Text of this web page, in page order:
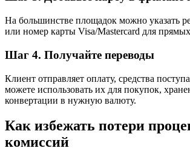
На большинстве площадок можно указать
или номер карты Visa/Mastercard для
Шаг 4. Получайте переводы
Клиент отправляет оплату, средства
можете использовать их для покупок,
конвертации в нужную валюту.
Как избежать потери
комиссий